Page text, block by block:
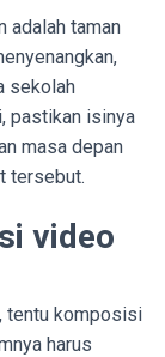
adalah taman
sekolah
pastikan isinya
masa depan
tersebut.
video
tentu komposisi
harus